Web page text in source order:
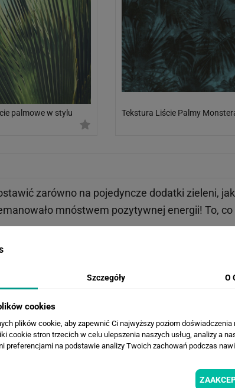
palmowe w stylu
Tekstura Liście Palmy
zarówno na pojedyncze dodatki zieleni,
mnóstwem pozytywnej energii! To,
Idealnie! Urban jungle, czyli
zaprezentuje się w sąsiedztwie białego,
a uzyskasz fascynujący efekt!
. Seledynowy, szmaragdowy, trawiasty,
tutaj królują. Na fototapecie w stylu urban
dzikich tropików, które mogą stanowić
Szczegóły O
cookies
plików cookie, aby zapewnić Ci najwyższy poziom doświadczenia
cookie stron trzecich w celu ulepszenia naszych usług, analizy a
preferencjami na podstawie analizy Twoich zachowań podczas